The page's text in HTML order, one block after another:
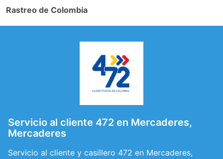
Rastreo de Colombia
Servicio al cliente 472 en Mercaderes,
Mercaderes
Servicio al cliente y casillero 472 en Mercaderes,